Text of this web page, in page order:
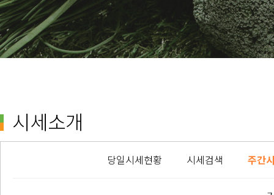
시세소개
당일시세현황 시세검색 주간